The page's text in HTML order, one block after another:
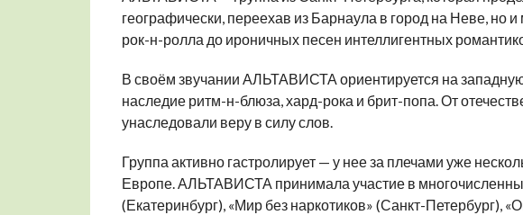
географически, переехав из Барнаула в город на Неве, но
рок-н-ролла до ироничных песен интеллигентных
В своём звучании АЛЬТАВИСТА ориентируется на
наследие ритм-н-блюза, хард-рока и брит-попа. От
унаследовали веру в силу слов.
Группа активно гастролирует — у нее за плечами уже
Европе. АЛЬТАВИСТА принимала участие в
(Екатеринбург), «Мир без наркотиков» (Санкт-Петербург),